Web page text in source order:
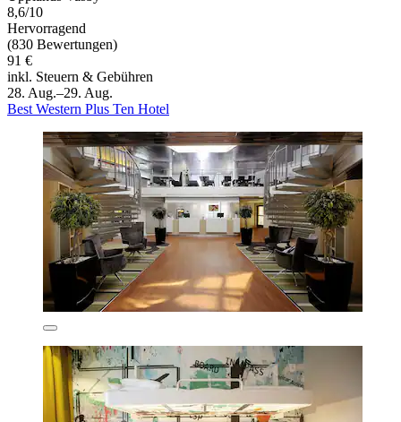
8,6/10
Hervorragend
(830 Bewertungen)
91 €
inkl. Steuern & Gebühren
28. Aug.–29. Aug.
Best Western Plus Ten Hotel